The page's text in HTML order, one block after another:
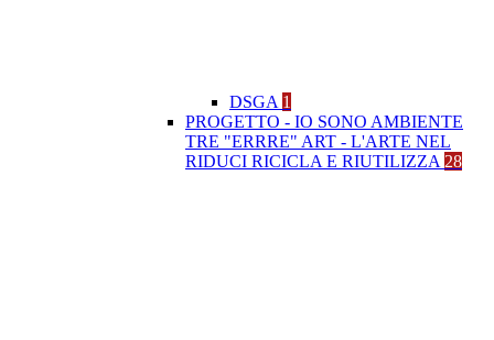
DSGA 1
PROGETTO - IO SONO AMBIENTE
TRE "ERRRE" ART - L'ARTE NEL
RIDUCI RICICLA E RIUTILIZZA 28